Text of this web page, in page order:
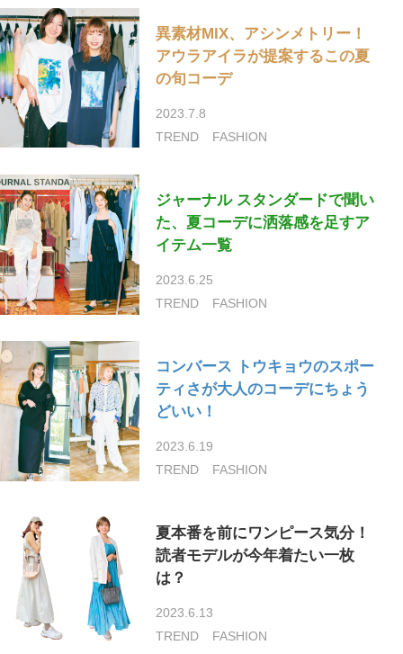
異素材MIX、アシンメトリー！
アウラアイラが提案するこの夏
の旬コーデ
2023.7.8
TREND
FASHION
ジャーナル スタンダードで聞い
た、夏コーデに洒落感を足すア
イテム一覧
2023.6.25
TREND
FASHION
コンバース トウキョウのスポー
ティさが大人のコーデにちょう
どいい！
2023.6.19
TREND
FASHION
夏本番を前にワンピース気分！
読者モデルが今年着たい一枚
は？
2023.6.13
TREND
FASHION